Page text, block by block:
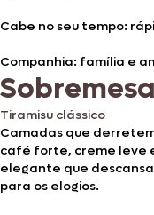
Cabe no seu tempo:
Companhia: família e
Tiramisu clássico
Camadas que
café forte, creme leve
elegante que
para os elogios.